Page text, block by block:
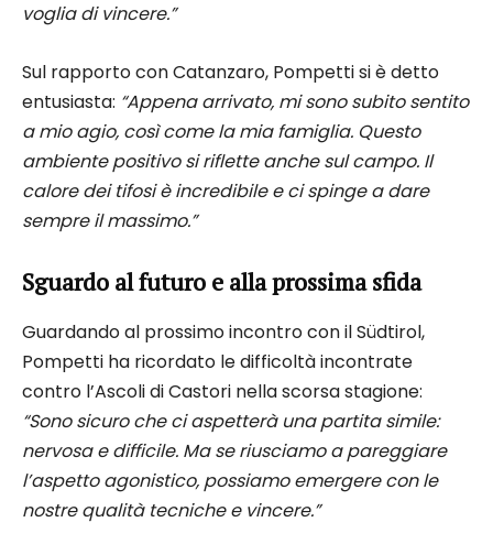
voglia di vincere.”
Sul rapporto con Catanzaro, Pompetti si è detto
entusiasta: “Appena arrivato, mi sono subito sentito
a mio agio, così come la mia famiglia. Questo
ambiente positivo si riflette anche sul campo. Il
calore dei tifosi è incredibile e ci spinge a dare
sempre il massimo.”
Sguardo al futuro e alla prossima sfida
Guardando al prossimo incontro con il Südtirol,
Pompetti ha ricordato le difficoltà incontrate
contro l’Ascoli di Castori nella scorsa stagione:
“Sono sicuro che ci aspetterà una partita simile:
nervosa e difficile. Ma se riusciamo a pareggiare
l’aspetto agonistico, possiamo emergere con le
nostre qualità tecniche e vincere.”